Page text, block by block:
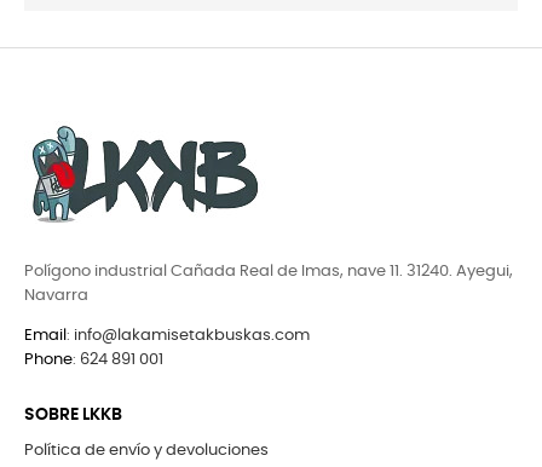
Polígono industrial Cañada Real de Imas, nave 11. 31240. Ayegui,
Navarra
Email : info@lakamisetakbuskas.com
Phone: 624 891 001
SOBRE LKKB
Política de envío y devoluciones